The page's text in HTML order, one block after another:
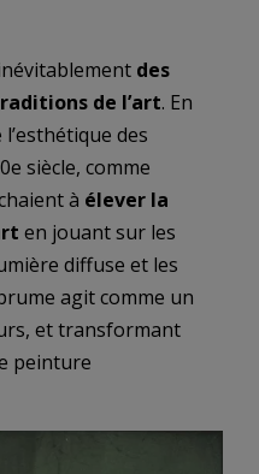
des
de l’art. En
des
siècle, comme
à élever la
en jouant sur les
diffuse et les
agit comme un
et transformant
peinture